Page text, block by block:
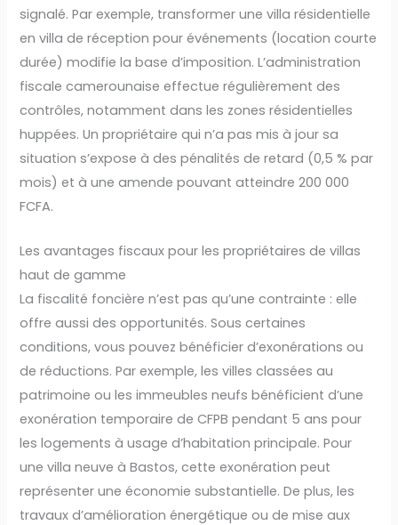
signalé. Par exemple, transformer une villa résidentielle
en villa de réception pour événements (location courte
durée) modifie la base d’imposition. L’administration
fiscale camerounaise effectue régulièrement des
contrôles, notamment dans les zones résidentielles
huppées. Un propriétaire qui n’a pas mis à jour sa
situation s’expose à des pénalités de retard (0,5 % par
mois) et à une amende pouvant atteindre 200 000
FCFA.
Les avantages fiscaux pour les propriétaires de villas
haut de gamme
La fiscalité foncière n’est pas qu’une contrainte : elle
offre aussi des opportunités. Sous certaines
conditions, vous pouvez bénéficier d’exonérations ou
de réductions. Par exemple, les villes classées au
patrimoine ou les immeubles neufs bénéficient d’une
exonération temporaire de CFPB pendant 5 ans pour
les logements à usage d’habitation principale. Pour
une villa neuve à Bastos, cette exonération peut
représenter une économie substantielle. De plus, les
travaux d’amélioration énergétique ou de mise aux